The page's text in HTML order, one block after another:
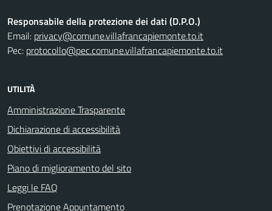
Responsabile della protezione dei dati (D.P.O.)
Email: privacy@comune.villafrancapiemonte.to.it
Pec: protocollo@pec.comune.villafrancapiemonte.to.it
UTILITÀ
Amministrazione Trasparente
Dichiarazione di accessibilità
Obiettivi di accessibilità
Piano di miglioramento del sito
Leggi le FAQ
Prenotazione Appuntamento